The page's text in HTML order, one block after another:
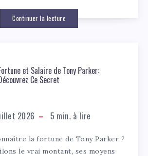
Continuer la lecture
et Salaire de Tony Parker:
Ce Secret
2026 5 min. à lire
la fortune de Tony Parker ?
le vrai montant, ses moyens